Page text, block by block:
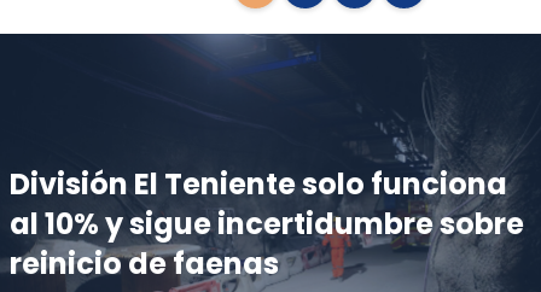
División El Teniente solo funciona
al 10% y sigue incertidumbre sobre
reinicio de faenas